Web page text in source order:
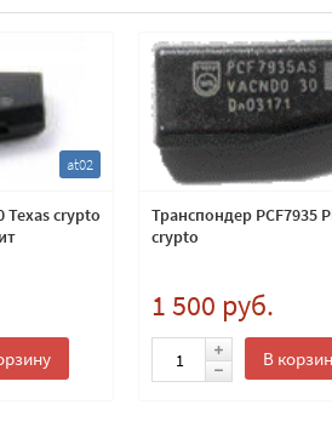
at02
Texas crypto
Транспондер PCF7935
crypto
1 500 руб.
В